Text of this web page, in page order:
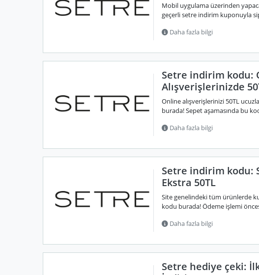
Mobil uygulama üzerinden
geçerli setre indirim kuponuyla
Daha fazla bilgi
Setre indirim kodu:
Alışverişlerinizde
Online alışverişlerinizi 50TL
burada! Sepet aşamasında bu
Daha fazla bilgi
Setre indirim kodu:
Ekstra 50TL
Site genelindeki tüm ürünlerde
kodu burada! Ödeme işlemi
Daha fazla bilgi
Setre hediye çeki: